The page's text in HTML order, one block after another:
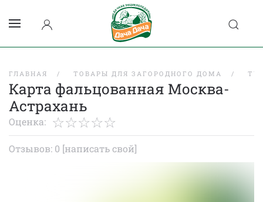
ГЛАВНАЯ ТОВАРЫ ДЛЯ ЗАГОРОДНОГО ДОМА
Карта фальцованная Москва-
Астрахань
Оценка:
Отзывов: 0 [написать свой]